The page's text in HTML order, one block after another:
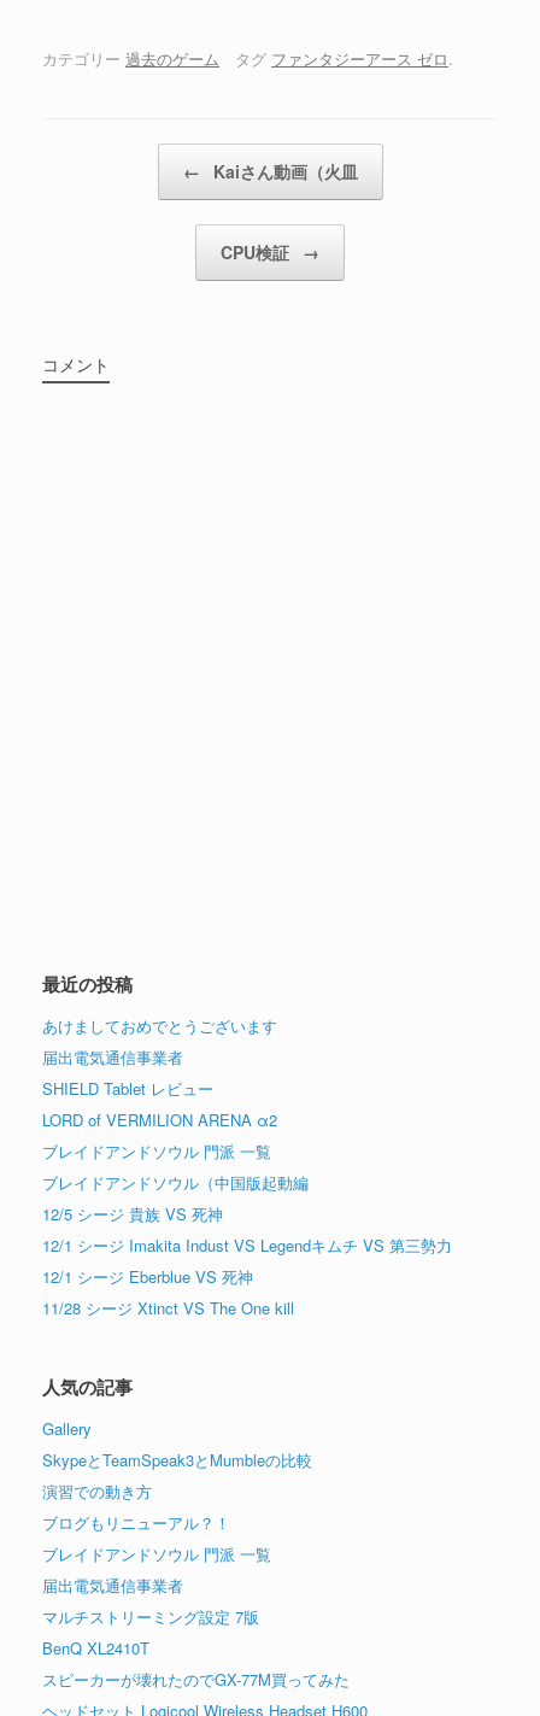
カテゴリー 過去のゲーム タグ ファンタジーアース ゼロ.
← Kaiさん動画（火皿
CPU検証 →
コメント
最近の投稿
あけましておめでとうございます
届出電気通信事業者
SHIELD Tablet レビュー
LORD of VERMILION ARENA α2
ブレイドアンドソウル 門派 一覧
ブレイドアンドソウル（中国版起動編
12/5 シージ 貴族 VS 死神
12/1 シージ Imakita Indust VS Legendキムチ VS 第三勢力
12/1 シージ Eberblue VS 死神
11/28 シージ Xtinct VS The One kill
人気の記事
Gallery
SkypeとTeamSpeak3とMumbleの比較
演習での動き方
ブログもリニューアル？！
ブレイドアンドソウル 門派 一覧
届出電気通信事業者
マルチストリーミング設定 7版
BenQ XL2410T
スピーカーが壊れたのでGX-77M買ってみた
ヘッドセット Logicool Wireless Headset H600